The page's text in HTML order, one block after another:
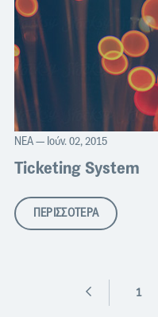
ΝΈΑ— Ιούν. 02, 2015
Ticketing System
ΠΕΡΙΣΣΟΤΕΡΑ
1